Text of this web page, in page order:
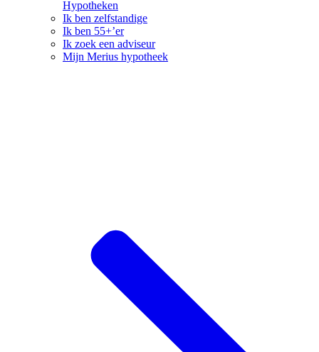
Hypotheken
Ik ben zelfstandige
Ik ben 55+’er
Ik zoek een adviseur
Mijn Merius hypotheek